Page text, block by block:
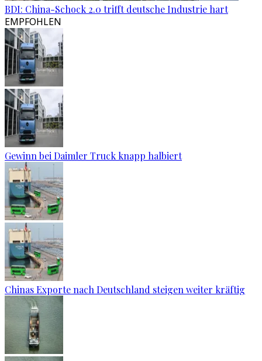
BDI: China-Schock 2.0 trifft deutsche Industrie hart
EMPFOHLEN
Gewinn bei Daimler Truck knapp halbiert
Chinas Exporte nach Deutschland steigen weiter kräftig